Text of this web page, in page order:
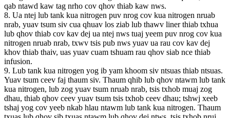
qab ntawd kaw tag nrho cov qhov thiab kaw nws.
8. Ua ntej lub tank kua nitrogen puv nrog cov kua nitrogen nruab
nrab, yuav tsum siv cua qhuav los ziab lub thawv liner thiab txhua
lub qhov thiab cov kav dej ua ntej nws tuaj yeem puv nrog cov kua
nitrogen nruab nrab, txwv tsis pub nws yuav ua rau cov kav dej
khov thiab thaiv, uas yuav cuam tshuam rau qhov siab nce thiab
infusion.
9. Lub tank kua nitrogen yog ib yam khoom siv ntsuas thiab ntsuas.
Yuav tsum ceev faj thaum siv. Thaum qhib lub qhov ntawm lub tank
kua nitrogen, lub zog yuav tsum nruab nrab, tsis txhob muaj zog
dhau, thiab qhov ceev yuav tsum tsis txhob ceev dhau; tshwj xeeb
tshaj yog cov yeeb nkab hlau ntawm lub tank kua nitrogen. Thaum